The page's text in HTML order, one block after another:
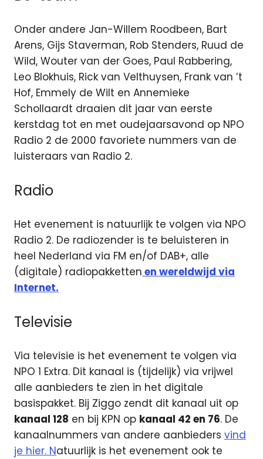
Onder andere Jan-Willem Roodbeen, Bart
Arens, Gijs Staverman, Rob Stenders, Ruud de
Wild, Wouter van der Goes, Paul Rabbering,
Leo Blokhuis, Rick van Velthuysen, Frank van ’t
Hof, Emmely de Wilt en Annemieke
Schollaardt draaien dit jaar van eerste
kerstdag tot en met oudejaarsavond op NPO
Radio 2 de 2000 favoriete nummers van de
luisteraars van Radio 2.
Radio
Het evenement is natuurlijk te volgen via NPO
Radio 2. De radiozender is te beluisteren in
heel Nederland via FM en/of DAB+, alle
(digitale) radiopakketten en wereldwijd via
Internet.
Televisie
Via televisie is het evenement te volgen via
NPO 1 Extra. Dit kanaal is (tijdelijk) via vrijwel
alle aanbieders te zien in het digitale
basispakket. Bij Ziggo zendt dit kanaal uit op
kanaal 128 en bij KPN op kanaal 42 en 76. De
kanaalnummers van andere aanbieders vind
je hier. Natuurlijk is het evenement ook te